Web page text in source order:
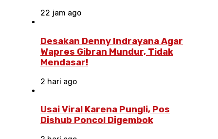
22 jam ago
Desakan Denny Indrayana Agar
Wapres Gibran Mundur, Tidak
Mendasar!
2 hari ago
Usai Viral Karena Pungli, Pos
Dishub Poncol Digembok